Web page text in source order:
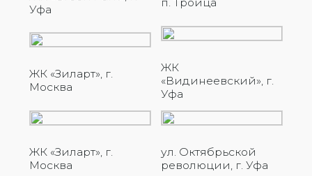
Уфа
п. Троица
ЖК «Зиларт», г.
Москва
ЖК
«Видинеевский», г.
Уфа
ЖК «Зиларт», г.
Москва
ул. Октябрьской
революции, г. Уфа